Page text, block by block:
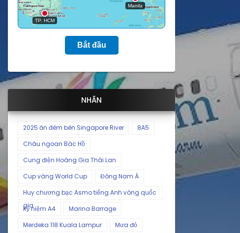
Bắt đầu
NHÃN
2025 ăn đêm bên Singapore River
8A5
Cháu ngoan Bác Hồ
Cung điện Hoàng Gia Thái Lan
Cup vàng World Cup
Đông Nam Á
Huy chương bạc Asmo tiếng Anh vòng quốc
gia
Kỷ niệm A4
Marina Barrage
Merdeka 118 Kuala Lampur
Mưa đỏ